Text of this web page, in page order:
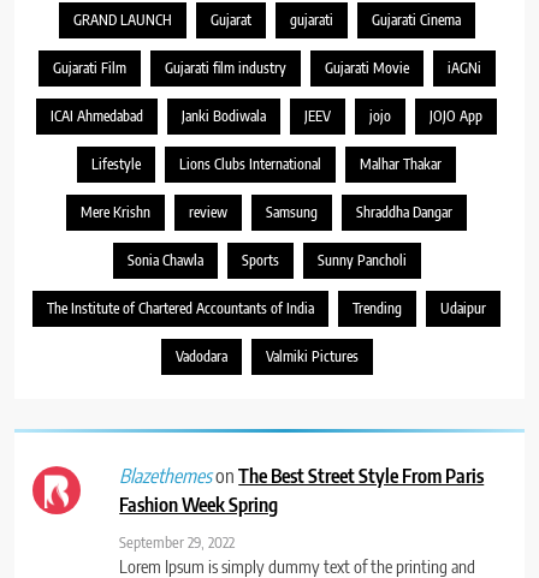
GRAND LAUNCH Gujarat gujarati Gujarati Cinema
Gujarati Film Gujarati film industry Gujarati Movie iAGNi
ICAI Ahmedabad Janki Bodiwala JEEV jojo JOJO App
Lifestyle Lions Clubs International Malhar Thakar
Mere Krishn review Samsung Shraddha Dangar
Sonia Chawla Sports Sunny Pancholi
The Institute of Chartered Accountants of India Trending Udaipur
Vadodara Valmiki Pictures
BlazethemesonThe Best Street Style From Paris
Fashion Week Spring
September 29, 2022
Lorem Ipsum is simply dummy text of the printing and